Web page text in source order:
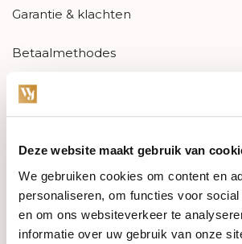
Deze website maakt gebruik van
We gebruiken cookies om content en
personaliseren, om functies voor
en om ons websiteverkeer te
informatie over uw gebruik van onze
Garantie & klachten
Betaalmethodes
Sitemap
Categorieën
Horloges
Juwelen